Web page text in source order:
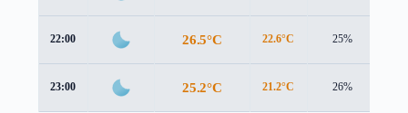
22:00 26.5°C 22.6°C 25%
23:00 25.2°C 21.2°C 26%